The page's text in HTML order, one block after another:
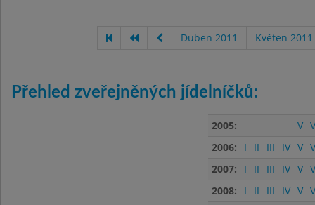
Duben 2011 Květen 2011
Přehled zveřejněných jídelníčků:
2005: V
2006:
I II III IV V
2007:
I II III IV V
2008:
I II III IV V